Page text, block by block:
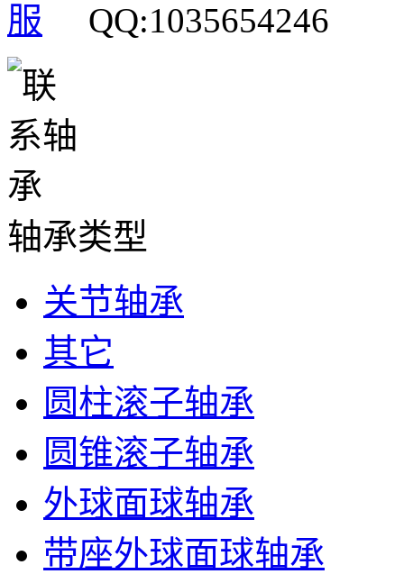
QQ:1035654246
轴承类型
关节轴承
其它
圆柱滚子轴承
圆锥滚子轴承
外球面球轴承
带座外球面球轴承